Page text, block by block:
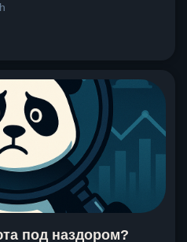
под наздором?